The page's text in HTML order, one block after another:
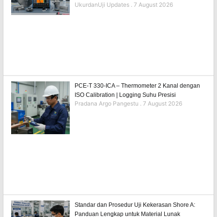
UkurdanUji Updates 7 August 2026
PCE-T 330-ICA – Thermometer 2 Kanal dengan
ISO Calibration | Logging Suhu Presisi
Pradana Argo Pangestu 7 August 2026
Standar dan Prosedur Uji Kekerasan Shore A:
Panduan Lengkap untuk Material Lunak